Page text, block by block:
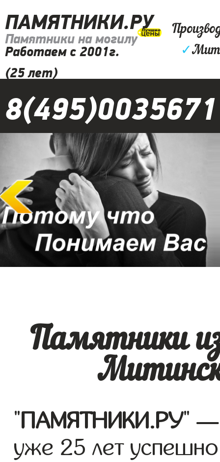
ПАМЯТНИКИ.РУ
Памятники на могилу
Работаем с 2001г.
(25 лет)
✓
8(495)0035671
Памятники
"ПАМЯТНИКИ.РУ" —
уже 25 лет